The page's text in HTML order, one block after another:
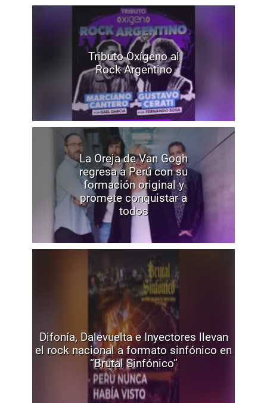
Tributo Oxígeno al
Rock Argentino
La Oreja de Van Gogh
regresa a Perú con su
formación original y
promete conquistar a
todos
Difonía, Dalevuelta e Inyectores llevan
el rock nacional a formato sinfónico en
“Brutal Sinfónico”